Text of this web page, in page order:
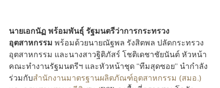
นายเอกนัฏ พร้อมพันธุ์ รัฐมนตรีว่าการกระทรวง
อุตสาหกรรม พร้อมด้วยนายณัฐพล รังสิตพล ปลัดกระทรวง
อุตสาหกรรม และนางสาวฐิติภัสร์ โชติเดชาชัยนันต์ หัวหน้า
คณะทำงานรัฐมนตรีฯ และหัวหน้าชุด “ทีมสุดซอย” นำกำลัง
ร่วมกับสำนักงานมาตรฐานผลิตภัณฑ์อุตสาหกรรม (สมอ.)